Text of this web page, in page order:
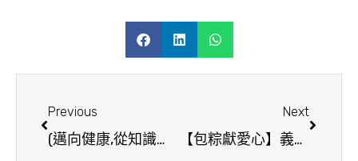
Previous
(邁向健康,從知識開始)香港生命力 x 嘉峯匯
Next
【包粽獻愛心】義工暖心活動讓愛傳遞